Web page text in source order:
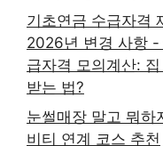
기초연금 수급자격
2026년 변경 사항
급자격 모의계산:
받는 법?
눈썰매장 말고 뭐하
비티 연계 코스 추천